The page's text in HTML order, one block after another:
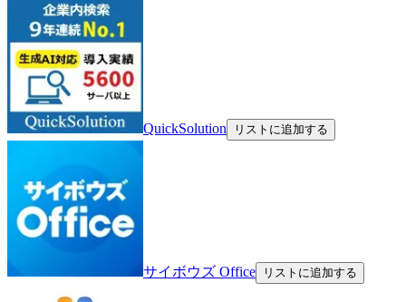
QuickSolution リストに追加する
サイボウズ Office リストに追加する